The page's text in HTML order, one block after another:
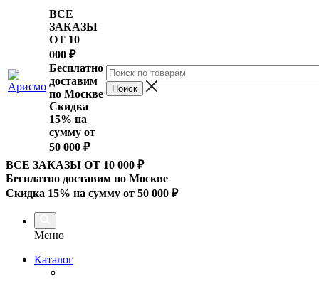
ВСЕ
ЗАКАЗЫ
ОТ 10
000 ₽
Бесплатно
доставим
по Москве
Скидка
15% на
сумму от
50 000 ₽
ВСЕ ЗАКАЗЫ ОТ 10 000 ₽
Бесплатно доставим по Москве
Скидка 15% на сумму от 50 000 ₽
Меню
Каталог